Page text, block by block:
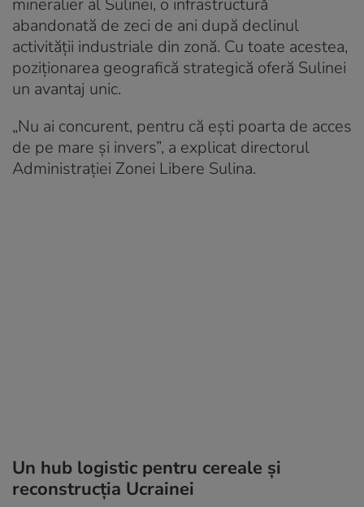
abandonată de zeci de ani după declinul
activității industriale din zonă. Cu toate acestea,
poziționarea geografică strategică oferă Sulinei
un avantaj unic.
„Nu ai concurent, pentru că ești poarta de acces
de pe mare și invers”, a explicat directorul
Administrației Zonei Libere Sulina.
Un hub logistic pentru cereale și
reconstrucția Ucrainei